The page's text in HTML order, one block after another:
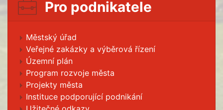
Pro podnikatele
Městský úřad
Veřejné zakázky a výběrová řízení
Územní plán
Program rozvoje města
Projekty města
Instituce podporující podnikání